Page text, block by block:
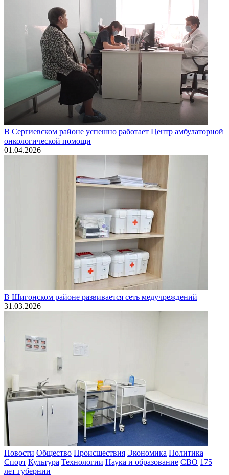
В Сергиевском районе успешно работает Центр амбулаторной
онкологической помощи
01.04.2026
В Шигонском районе развивается сеть медучреждений
31.03.2026
Новости Общество Происшествия Экономика Политика
Спорт Культура Технологии Наука и образование СВО 175
лет губернии